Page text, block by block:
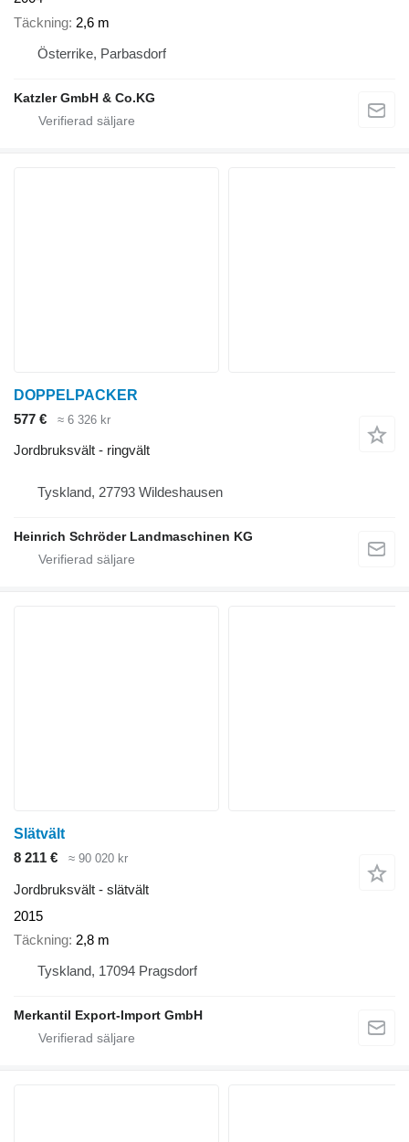
Täckning 2,6 m
Österrike, Parbasdorf
Katzler GmbH & Co.KG
DOPPELPACKER
577 €
≈ 6 326 kr
Jordbruksvält - ringvält
Tyskland, 27793 Wildeshausen
Heinrich Schröder Landmaschinen KG
Slätvält
8 211 €
≈ 90 020 kr
Jordbruksvält - slätvält
2015
Täckning 2,8 m
Tyskland, 17094 Pragsdorf
Merkantil Export-Import GmbH